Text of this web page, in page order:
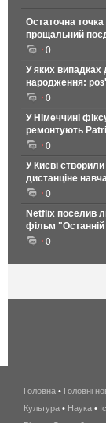
Остаточна
прощальний
0
У яких випадках
народження:
0
У Німеччині
ремонтують
0
У Києві
дистанціне
0
Netflix поселив
фільм "Останній
0
Головна • Головні
Культура • Наука •